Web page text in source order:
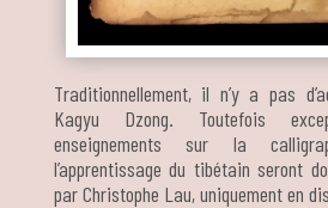
Traditionnellement, il n’y a pas
Kagyu Dzong. Toutefois
enseignements sur la
l’apprentissage du tibétain seront
par Christophe Lau, uniquement en